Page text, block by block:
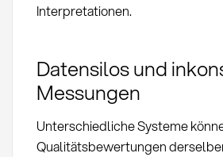
Interpretationen.
Datensilos und
Messungen
Unterschiedliche Systeme
Qualitätsbewertungen